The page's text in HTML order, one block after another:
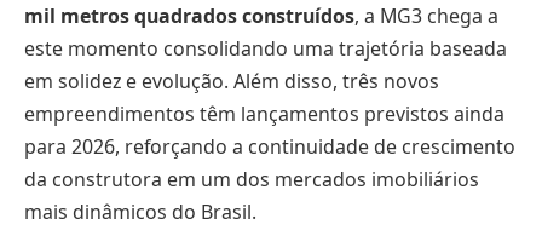
mil metros quadrados construídos, a MG3 chega a
este momento consolidando uma trajetória baseada
em solidez e evolução. Além disso, três novos
empreendimentos têm lançamentos previstos ainda
para 2026, reforçando a continuidade de crescimento
da construtora em um dos mercados imobiliários
mais dinâmicos do Brasil.